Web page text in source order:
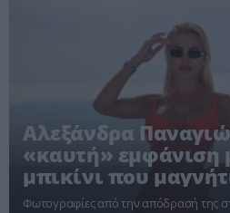
Αλεξάνδρα
«καυτή» εμφάνιση
μπικίνι που
βλέμματα στη
Φωτογραφίες από την απόδρασή της